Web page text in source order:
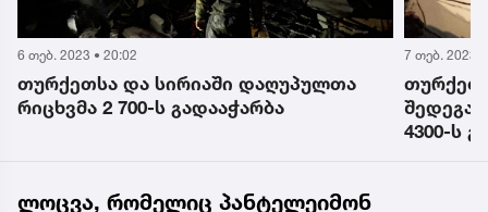
6 თებ. 2023 • 20:02
თურქეთსა და სირიაში დაღუპულთა
რიცხვმა 2 700-ს გადააჭარბა
7 თებ. 2023
4300-ს
ლოცვა, რომელიც პანტელეიმონ